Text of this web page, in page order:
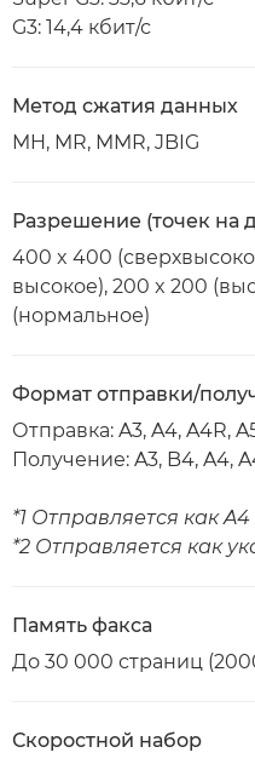
G3: 14,4 кбит/с
Метод сжатия данных
MH, MR, MMR, JBIG
Разрешение (точек на
400 x 400
высокое), 200 x 200
(нормальное)
Формат отправки/
Отправка: A3, A4, A4R,
Получение: A3, B4, A4,
*1 Отправляется как A4
*2 Отправляется как
Память факса
До 30 000 страниц
Скоростной набор